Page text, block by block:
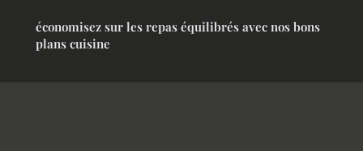
économisez sur les repas équilibrés avec nos bons
plans cuisine